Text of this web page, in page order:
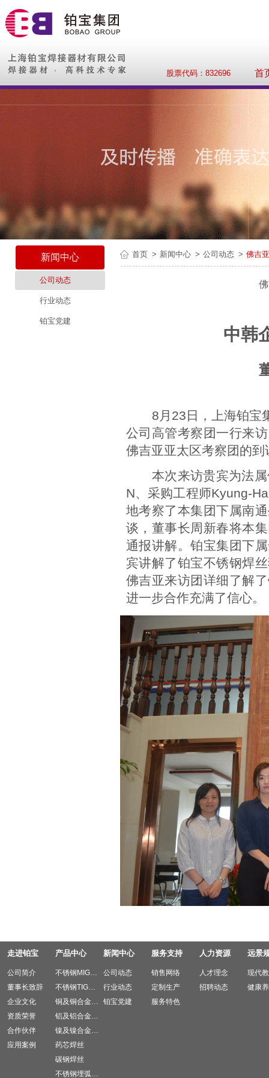
股票代码：832696 首
新闻中心
公司动态
行业动态
铂宝党建
首页 新闻中心 公司动态 佛吉
中韩
8 月23日，上海铂宝
公司高管考察团一行来
佛吉亚亚太区考察团的到
本次来访贵宾为法
N、采购工程师Kyung-
地考察了本集团下属南
谈，董事长周新春将本
通报讲解。铂宝集团下
宾讲解了铂宝不锈钢焊
佛吉亚来访团详细了解
进一步合作充满了信心。
走进铂宝
公司简介
董事长致辞
企业文化
资质荣誉
合作伙伴
应用案例
产品中心
不锈钢MIG焊丝
不锈钢TIG焊丝
铜及铜合金焊材
铝及铝合金焊材
镍及镍合金焊材
药芯焊丝
碳钢焊丝
不锈钢埋弧焊丝
新闻中心
公司动态
行业动态
铂宝党建
服务支持
销售网络
定制生产
服务特色
人力资源
人才理念
招聘动态
远景
现代
健康